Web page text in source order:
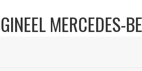
MERCEDES-